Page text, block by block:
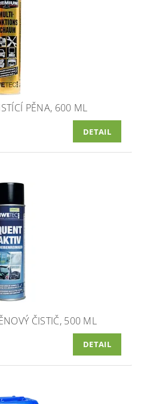
PĚNA, 600 ML
DETAIL
ČISTIČ, 500 ML
DETAIL